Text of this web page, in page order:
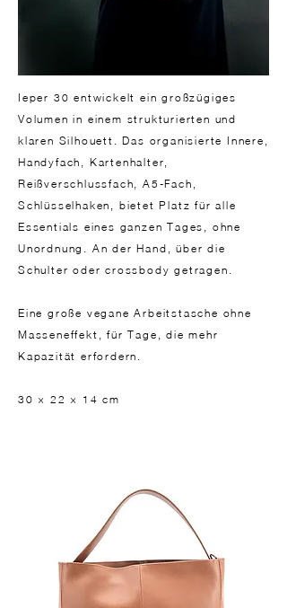
Ieper 30 entwickelt ein großzügiges
Volumen in einem strukturierten und
klaren Silhouett. Das organisierte Innere,
Handyfach, Kartenhalter,
Reißverschlussfach, A5-Fach,
Schlüsselhaken, bietet Platz für alle
Essentials eines ganzen Tages, ohne
Unordnung. An der Hand, über die
Schulter oder crossbody getragen.
Eine große vegane Arbeitstasche ohne
Masseneffekt, für Tage, die mehr
Kapazität erfordern.
30 × 22 × 14 cm